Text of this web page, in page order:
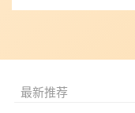
最新推荐